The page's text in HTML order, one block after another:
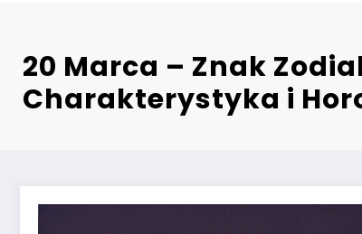
20 Marca – Znak
Charakterystyka i